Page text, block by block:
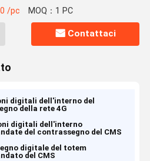
/pc MOQ：1 PC
Contattaci
digitali dell'interno del
della rete 4G
digitali dell'interno
del contrassegno del CMS
digitale del totem
del CMS